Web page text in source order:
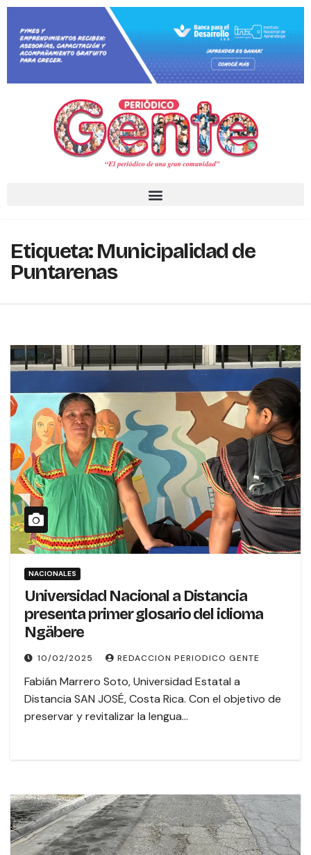
Etiqueta:Municipalidad de
Puntarenas
NACIONALES
Universidad Nacional a Distancia
presenta primer glosario del idioma
Ngäbere
10/02/2025 REDACCION PERIODICO GENTE
Fabián Marrero Soto, Universidad Estatal a
Distancia SAN JOSÉ, Costa Rica. Con el objetivo de
preservar y revitalizar la lengua…